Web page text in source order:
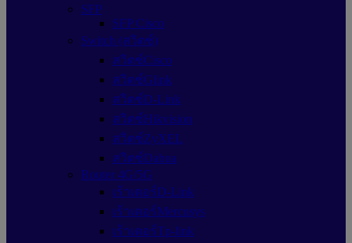
SFP
SFP Cisco
Switch (สวิตช์)
สวิตช์Cisco
สวิตช์Glink
สวิตซ์D-Link
สวิตซ์Hikvision
สวิตซ์ZyXEL
สวิตซ์Dahua
Router 4G/5G
เร้าเตอร์D-Link
เร้าเตอร์Mercusys
เร้าเตอร์Tp-link